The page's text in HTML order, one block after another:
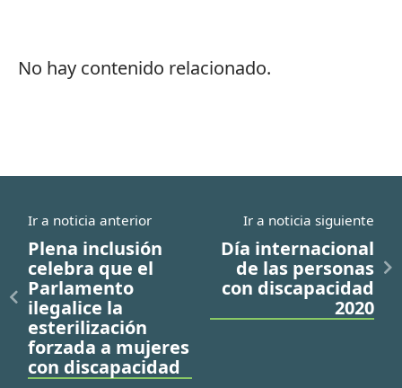
No hay contenido relacionado.
Ir a noticia anterior
Plena inclusión
celebra que el
Parlamento
ilegalice la
esterilización
forzada a mujeres
con discapacidad
Ir a noticia siguiente
Día internacional
de las personas
con discapacidad
2020